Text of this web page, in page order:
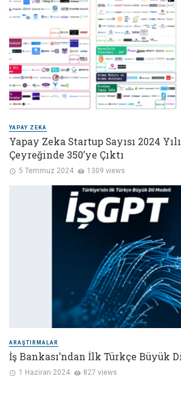
YAPAY ZEKA
Yapay Zeka Startup Sayısı 2024
Çeyreğinde 350’ye Çıktı
5 Temmuz 2024 1309 views
ARAŞTIRMALAR
İş Bankası’ndan İlk Türkçe Büyük
1 Haziran 2024 827 views